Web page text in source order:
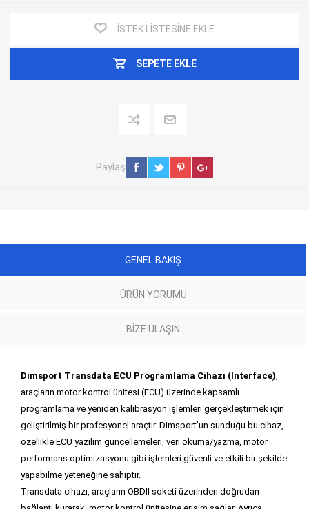
İSTEK LISTESINE EKLE
SEPETE EKLE
Paylaş
GENEL BAKIŞ
ÜRÜN YORUMU
BIZE ULAŞIN
Dimsport Transdata ECU Programlama Cihazı (Interface)
araçların motor kontrol ünitesi (ECU) üzerinde kapsamlı
programlama ve yeniden kalibrasyon işlemleri gerçekleştirmek için
geliştirilmiş bir profesyonel araçtır. Dimsport’un sunduğu bu cihaz,
özellikle ECU yazılım güncellemeleri, veri okuma/yazma, motor
performans optimizasyonu gibi işlemleri güvenli ve etkili bir şekilde
yapabilme yeteneğine sahiptir.
Transdata cihazı, araçların OBDII soketi üzerinden doğrudan